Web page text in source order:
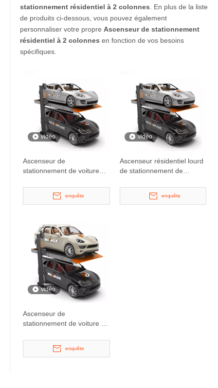
stationnement résidentiel à 2 colonnes . En plus de la liste
de produits ci-dessous, vous pouvez également
personnaliser votre propre Ascenseur de stationnement
résidentiel à 2 colonnes en fonction de vos besoins
spécifiques.
vidéo
Ascenseur de
stationnement de voiture
approuvé CE avec voiturier
enquête
vidéo
Ascenseur résidentiel lourd
de stationnement de
d'empileur à deux couches
enquête
vidéo
Ascenseur de
stationnement de voiture à
mécanique avec voiturier
enquête